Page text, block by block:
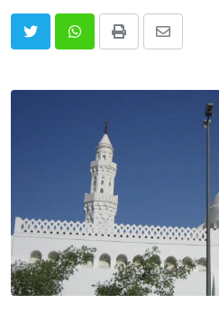
Print
Share
Email